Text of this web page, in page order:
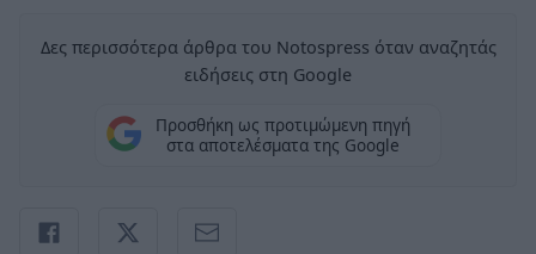
Δες περισσότερα άρθρα του Notospress όταν αναζητάς
ειδήσεις στη Google
Προσθήκη ως προτιμώμενη πηγή
στα αποτελέσματα της Google